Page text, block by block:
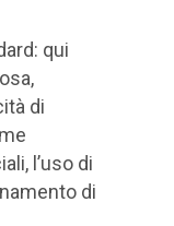
qui
di
l’uso di
di